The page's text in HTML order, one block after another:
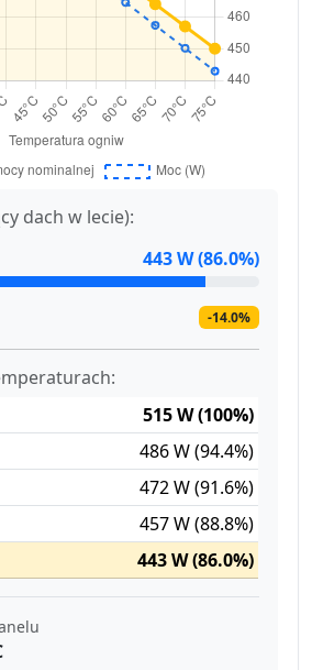
dach w lecie):
443 W (86.0%)
-14.0%
515 W (100%)
486 W (94.4%)
472 W (91.6%)
457 W (88.8%)
443 W (86.0%)